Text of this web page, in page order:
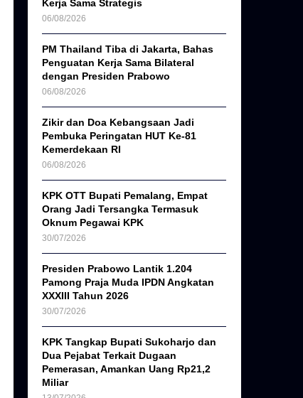
Kerja Sama Strategis
06/08/2026
PM Thailand Tiba di Jakarta, Bahas
Penguatan Kerja Sama Bilateral
dengan Presiden Prabowo
06/08/2026
Zikir dan Doa Kebangsaan Jadi
Pembuka Peringatan HUT Ke-81
Kemerdekaan RI
06/08/2026
KPK OTT Bupati Pemalang, Empat
Orang Jadi Tersangka Termasuk
Oknum Pegawai KPK
30/07/2026
Presiden Prabowo Lantik 1.204
Pamong Praja Muda IPDN Angkatan
XXXIII Tahun 2026
30/07/2026
KPK Tangkap Bupati Sukoharjo dan
Dua Pejabat Terkait Dugaan
Pemerasan, Amankan Uang Rp21,2
Miliar